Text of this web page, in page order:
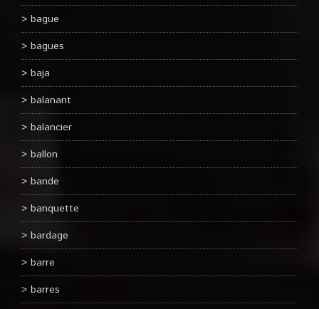
bague
bagues
baja
balanant
balancier
ballon
bande
banquette
bardage
barre
barres